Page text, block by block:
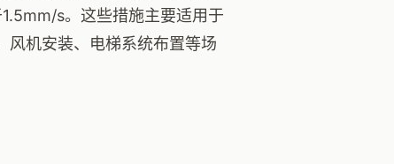
s。这些措施主要适用于
风机安装、电梯系统布置等场